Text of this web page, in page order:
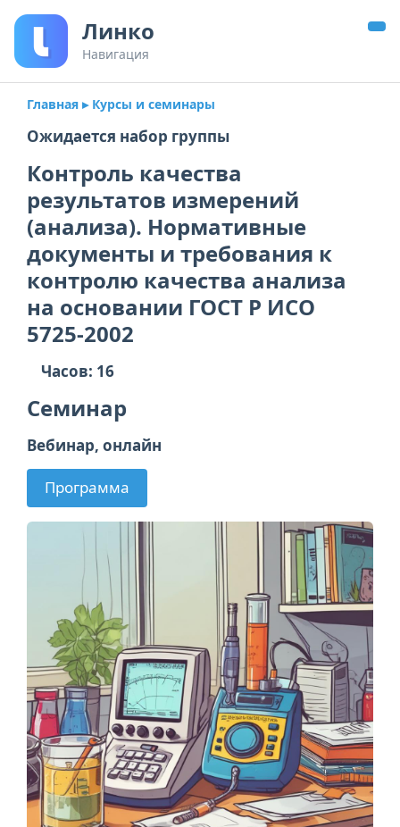
Линко
Навигация
Главная ▸ Курсы и семинары
Ожидается набор группы
Контроль качества
результатов измерений
(анализа). Нормативные
документы и требования к
контролю качества анализа
на основании ГОСТ Р ИСО
5725-2002
Часов: 16
Семинар
Вебинар, онлайн
Программа